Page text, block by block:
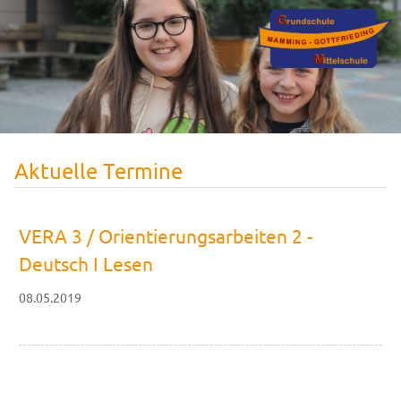
Aktuelle Termine
VERA 3 / Orientierungsarbeiten 2 -
Deutsch I Lesen
08.05.2019